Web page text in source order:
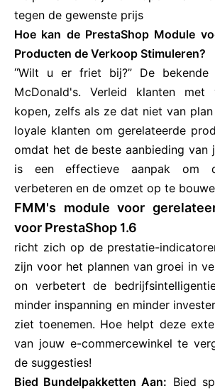
tegen de gewenste prijs
Hoe kan de PrestaShop Module
Producten de Verkoop Stimuleren?
“Wilt u er friet bij?” De bekende
McDonald's. Verleid klanten
kopen, zelfs als ze dat niet van
loyale klanten om gerelateerde
omdat het de beste aanbieding van
is een effectieve aanpak om
verbeteren en de omzet op te
FMM's module voor
voor PrestaShop 1.6
richt zich op de prestatie-
zijn voor het plannen van groei in
on verbetert de
minder inspanning en minder
ziet toenemen. Hoe helpt deze
van jouw e-commercewinkel te
de suggesties!
Bied Bundelpakketten Aan: Bied